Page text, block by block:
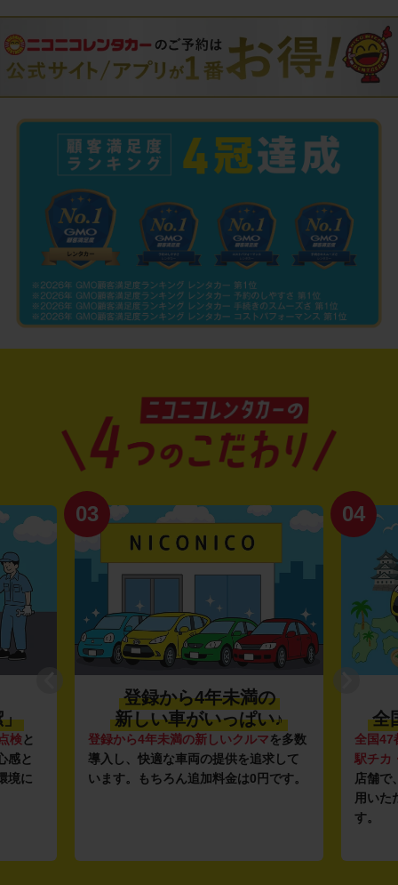
」
検と
感と
境に
03
登録から4年未満の
新しい車がいっぱい♪
登録から4年未満の新しいクルマを多数
導入し、快適な車両の提供を追求して
います。もちろん追加料金は0円です。
04
全
全国47
駅チカ
店舗で
用いた
す。